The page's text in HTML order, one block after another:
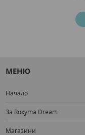
МЕНЮ
Начало
За Roxyma Dream
Магазини